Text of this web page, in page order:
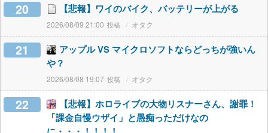
20 【悲報】ワイのバイク、バッテリーが上がる
2026/08/09 21:00 オタク
21
アップル VS マイクロソフトならどっちが強いん
や？
2026/08/08 19:07 オタク
22
【悲報】ホロライブの大物リスナーさん、謝罪！
「課金自慢ウザイ」と愚痴っただけなの